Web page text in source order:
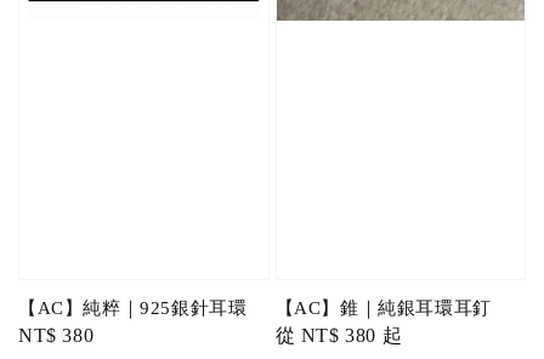
【AC】純粹｜925銀針耳環
Regular
NT$ 380
【AC】錐｜純銀耳環耳釘
Regular
從 NT$ 380 起